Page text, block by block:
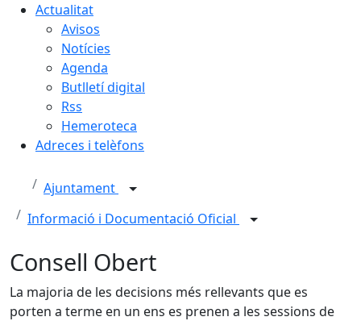
Actualitat
Avisos
Notícies
Agenda
Butlletí digital
Rss
Hemeroteca
Adreces i telèfons
Ajuntament
Informació i Documentació Oficial
Consell Obert
La majoria de les decisions més rellevants que es
porten a terme en un ens es prenen a les sessions de